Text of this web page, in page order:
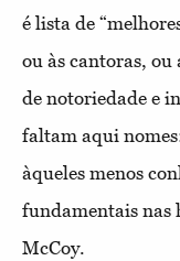
é lista de
ou às cantoras,
de notoriedade e
faltam aqui
àqueles menos
fundamentais nas
McCoy.